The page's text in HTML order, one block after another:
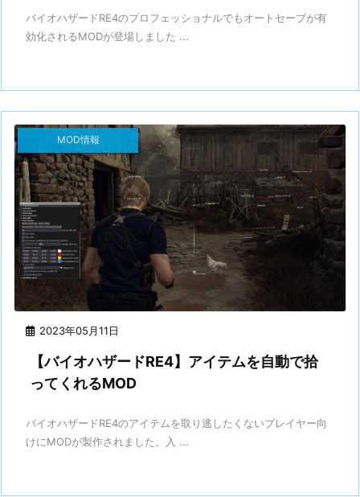
バイオハザードRE4のプロフェッショナルでもオートセーブが有
効化されるMODが登場しました ...
2023年05月11日
MOD情報
【バイオハザードRE4】アイテムを自動で拾
ってくれるMOD
バイオハザードRE4のアイテムを取り逃したくないプレイヤー向
けにMODが製作されました。入 ...